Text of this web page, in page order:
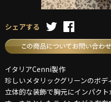
シェアする
イタリアCenni製作
珍しいメタリックグリーンのボデ
立体的な装飾で胸元にインパクト